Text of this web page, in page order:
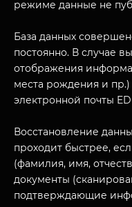
режиме данные не
База данных
постоянно. В случае
отображения
места рождения и
электронной почты
Восстановление
проходит быстрее,
(фамилия, имя,
документы
подтверждающие